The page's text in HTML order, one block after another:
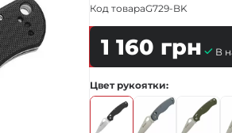
Код товараG729-BK
1 160 грн В
Цвет рукоятки